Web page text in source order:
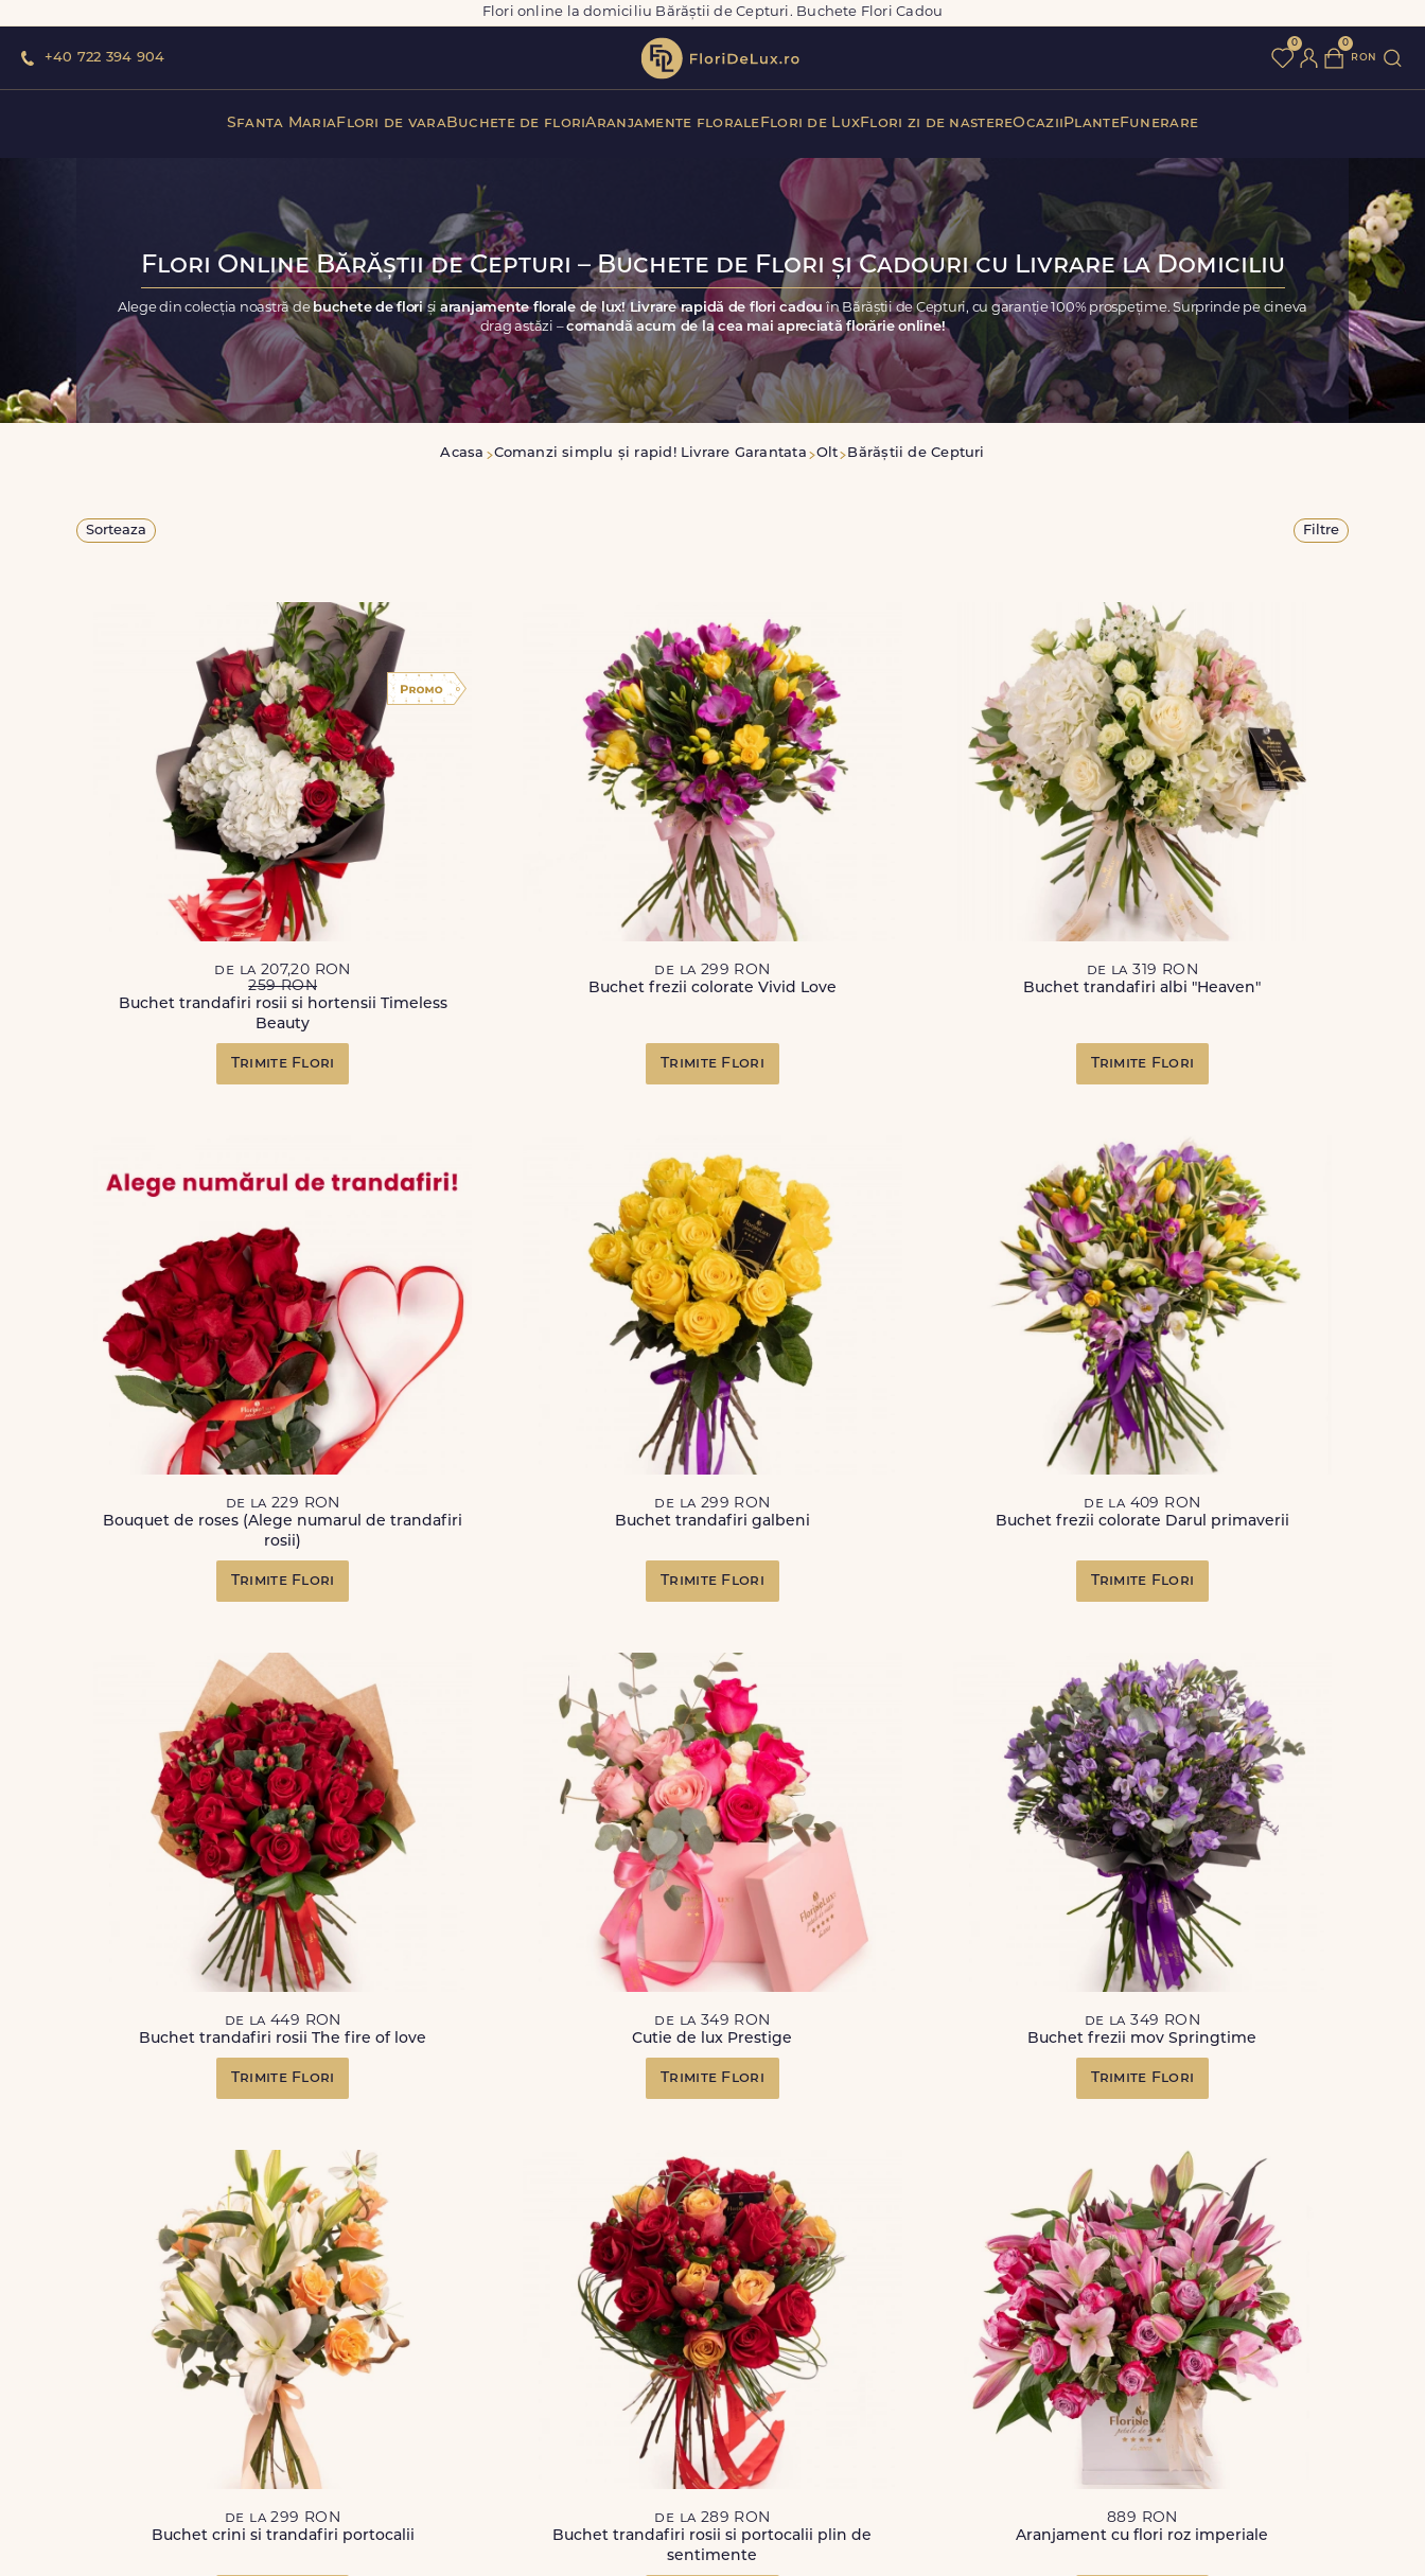
Flori online la domiciliu Bărăștii de Cepturi. Buchete Flori Cadou
+40 722 394 904
0 0
ron
Sfanta MariaFlori de varaBuchete de floriAranjamente florale Flori de LuxFlori zi de nastereOcazii PlanteFunerare
Flori Online Bărăștii de Cepturi – Buchete de Flori și Cadouri cu Livrare la Domiciliu
Alege din colecția noastră de buchete de floriși aranjamente florale de lux! Livrare rapidă de flori cadou în Bărăștii de Cepturi, cu garanție 100% prospețime. Surprinde pe cineva
drag astăzi –comandă acum de la cea mai apreciată florărie online!
Acasa Comanzi simplu și rapid! Livrare Garantata Olt Bărăștii de Cepturi
Sorteaza Filtre
de la 207,20 RON
259 RON
Buchet trandafiri rosii si hortensii Timeless
Beauty
Trimite Flori
de la 299 RON
Buchet frezii colorate Vivid Love
Trimite Flori
de la 319 RON
Buchet trandafiri albi "Heaven"
Trimite Flori
de la 229 RON
Bouquet de roses (Alege numarul de trandafiri
rosii)
Trimite Flori
de la 299 RON
Buchet trandafiri galbeni
Trimite Flori
de la 409 RON
Buchet frezii colorate Darul primaverii
Trimite Flori
de la 449 RON
Buchet trandafiri rosii The fire of love
Trimite Flori
de la 349 RON
Cutie de lux Prestige
Trimite Flori
de la 349 RON
Buchet frezii mov Springtime
Trimite Flori
de la 299 RON
Buchet crini si trandafiri portocalii
de la 289 RON
Buchet trandafiri rosii si portocalii plin de
sentimente
889 RON
Aranjament cu flori roz imperiale